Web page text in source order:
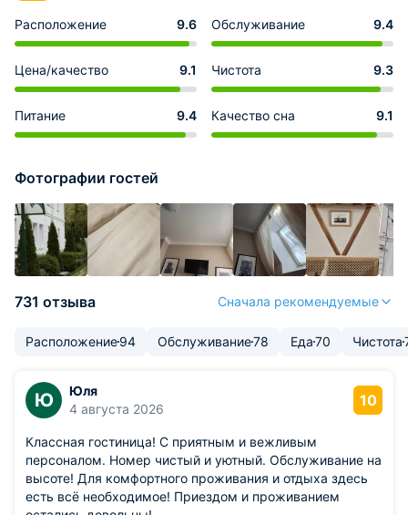
Расположение 9.6 Обслуживание 9.4
Цена/качество 9.1 Чистота 9.3
Питание 9.4 Качество сна 9.1
Фотографии гостей
731 отзыва Сначала рекомендуемые
Расположение94 Обслуживание78 Еда70 Чистота
Ю
Юля
4 августа 2026
10
Классная гостиница! С приятным и вежливым
персоналом. Номер чистый и уютный. Обслуживание на
высоте! Для комфортного проживания и отдыха здесь
есть всё необходимое! Приездом и проживанием